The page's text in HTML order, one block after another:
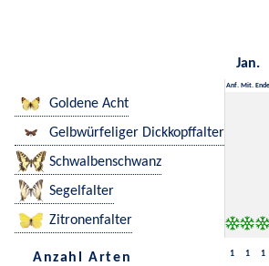
Jan.
Anf. Mit. Ende
Goldene Acht
Gelbwürfeliger Dickkopffalter
Schwalbenschwanz
Segelfalter
Zitronenfalter
Anzahl Arten 1 1 1